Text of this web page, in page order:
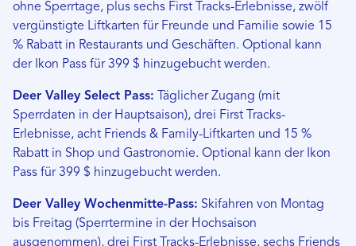
ohne Sperrtage, plus sechs First Tracks-Erlebnisse, zwölf
vergünstigte Liftkarten für Freunde und Familie sowie 15
% Rabatt in Restaurants und Geschäften. Optional kann
der Ikon Pass für 399 $ hinzugebucht werden.
Deer Valley Select Pass: Täglicher Zugang (mit
Sperrdaten in der Hauptsaison), drei First Tracks-
Erlebnisse, acht Friends & Family-Liftkarten und 15 %
Rabatt in Shop und Gastronomie. Optional kann der Ikon
Pass für 399 $ hinzugebucht werden.
Deer Valley Wochenmitte-Pass: Skifahren von Montag
bis Freitag (Sperrtermine in der Hochsaison
ausgenommen), drei First Tracks-Erlebnisse, sechs Friends